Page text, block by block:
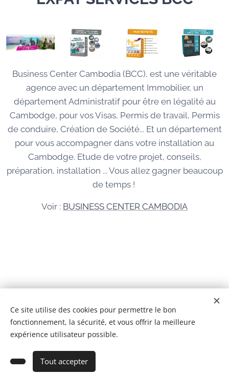
Ajouter au panier
Business Center Cambodia (BCC), est une véritable
agence avec un département Immobilier, un
département Administratif pour être en légalité au
Cambodge, pour vos Visas, Permis de travail, Permis
de conduire, Création de Société... Et un département
pour vous accompagner dans votre installation au
Cambodge. Etude de votre projet, conseils,
préparation, installation ... Vous allez gagner beaucoup
de temps !
Voir : BUSINESS CENTER CAMBODIA
© 2026 Tous droits réservés
BCC IMMOBILIER CAMBODGE Co,Ltd Cookies
Ce site utilise des cookies pour permettre le bon
fonctionnement, la sécurité, et vous offrir la meilleure
expérience utilisateur possible.
Tout accepter